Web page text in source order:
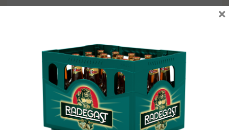
29,85
Čtěte více
×